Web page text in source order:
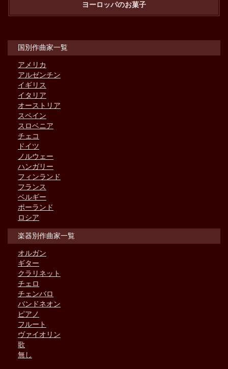
ヨーロッパのお菓子
国別作曲家一覧
アメリカ
アルゼンチン
イギリス
イタリア
オーストリア
スペイン
スロベニア
チェコ
ドイツ
ノルウェー
ハンガリー
フィンランド
フランス
ベルギー
ポーランド
ロシア
楽器別作曲家一覧
オルガン
ギター
クラリネット
チェロ
チェンバロ
バンドネオン
ピアノ
フルート
ヴァイオリン
歌
無し